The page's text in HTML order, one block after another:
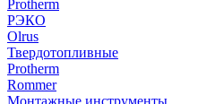
Protherm
РЭКО
Olrus
Твердотопливные
Protherm
Rommer
Монтажные инструменты